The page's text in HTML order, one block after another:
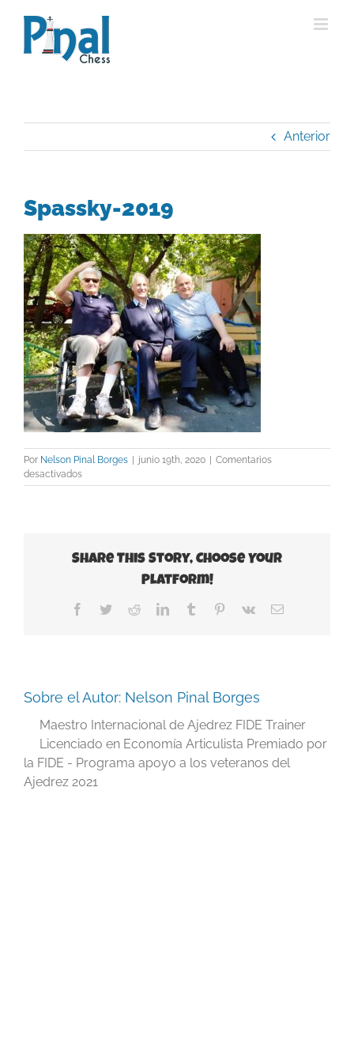
contenido
Anterior
Spassky-2019
Por Nelson Pinal Borges | junio 19th, 2020 | Comentarios
desactivadosen
Spassky-
Share This Story, Choose Your
Platform!
Facebook
TwitterRedditLinkedInTumblr Pinterest
Vk
Correo
Sobre el Autor: Nelson Pinal Borges
Maestro Internacional de Ajedrez FIDE Trainer
Licenciado en Economía Articulista Premiado por
la FIDE - Programa apoyo a los veteranos del
Ajedrez 2021